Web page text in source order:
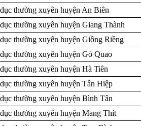
thường xuyên huyện An Biên
thường xuyên huyện Giang Thành
thường xuyên huyện Giồng Riềng
thường xuyên huyện Gò Quao
thường xuyên huyện Hà Tiên
thường xuyên huyện Tân Hiệp
thường xuyên huyện Bình Tân
thường xuyên huyện Mang Thít